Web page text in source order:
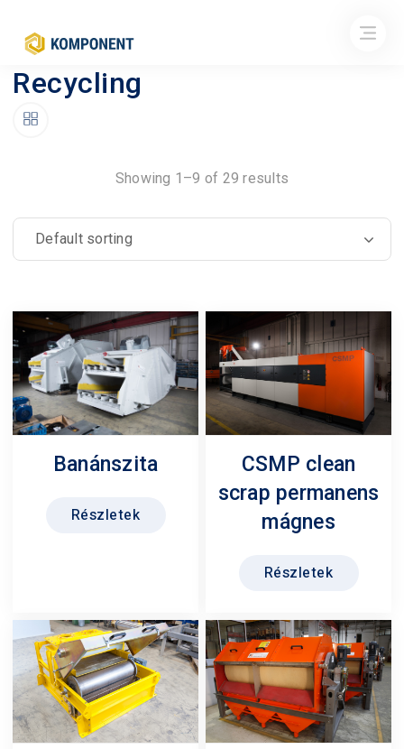
Recycling
Showing 1–9 of 29 results
Banánszita
Részletek
CSMP clean
scrap permanens
mágnes
Részletek